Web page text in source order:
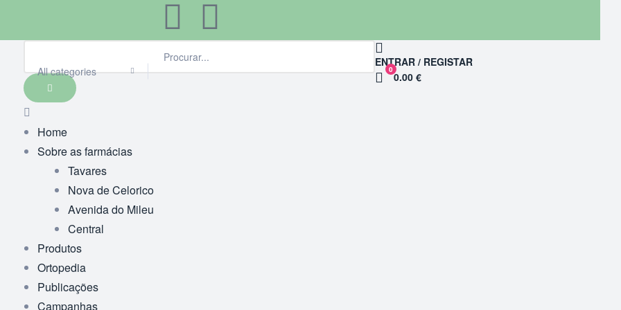
All categories
ENTRAR / REGISTAR
0
0.00 €
Home
Sobre as farmácias
Tavares
Nova de Celorico
Avenida do Mileu
Central
Produtos
Ortopedia
Publicações
Campanhas